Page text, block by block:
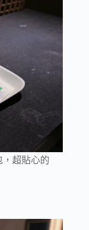
，超貼心的